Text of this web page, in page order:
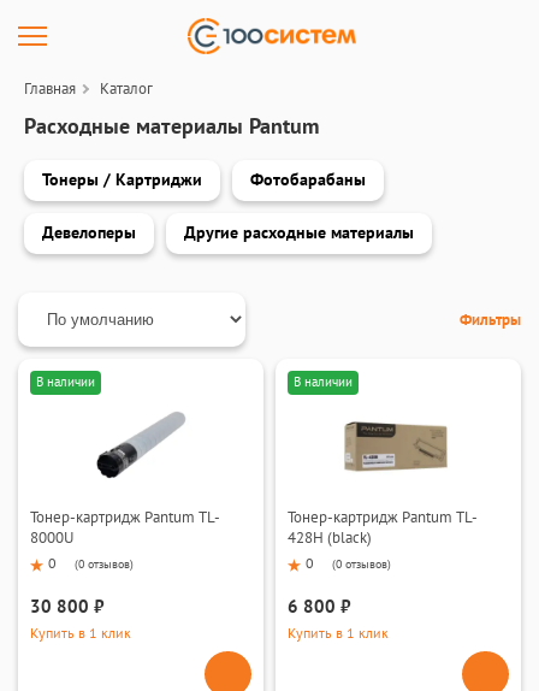
Главная Каталог
Расходные материалы Pantum
Тонеры / Картриджи Фотобарабаны
Девелоперы Другие расходные материалы
Фильтры
В наличии
Тонер-картридж Pantum TL-
8000U
0 (0 отзывов)
30 800 ₽
Купить в 1 клик
В наличии
Тонер-картридж Pantum TL-
428H (black)
0 (0 отзывов)
6 800 ₽
Купить в 1 клик